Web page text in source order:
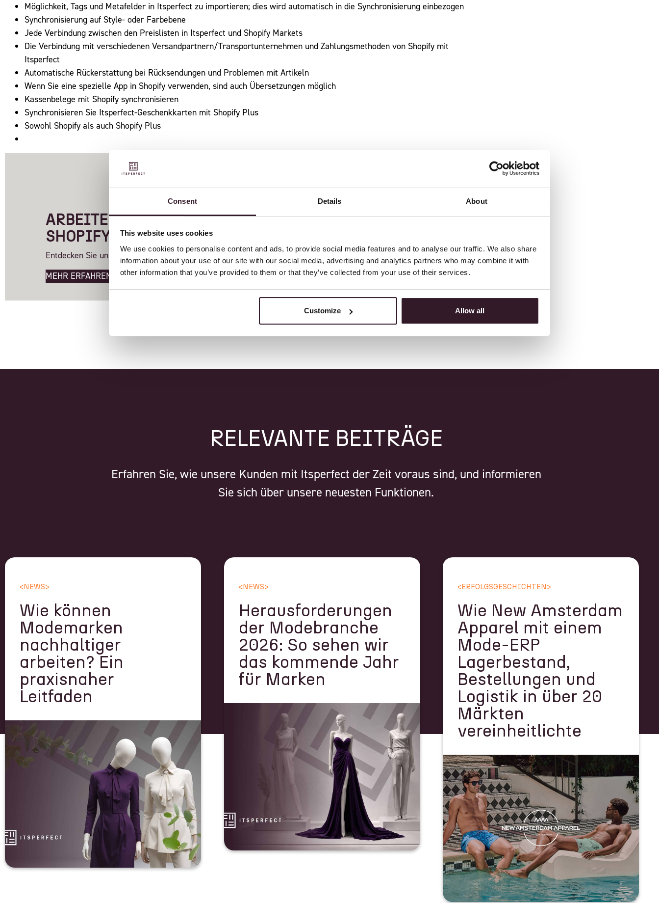
Consent Details About
This website uses cookies
We use cookies to personalise content and ads, to provide social media features and to analyse our traffic. We also share
information about your use of our site with our social media, advertising and analytics partners who may combine it with
other information that you’ve provided to them or that they’ve collected from your use of their services.
Customize Allow all
Möglichkeit, Tags und Metafelder in Itsperfect zu importieren; dies wird automatisch in die Synchronisierung einbezogen
Synchronisierung auf Style- oder Farbebene
Jede Verbindung zwischen den Preislisten in Itsperfect und Shopify Markets
Die Verbindung mit verschiedenen Versandpartnern/Transportunternehmen und Zahlungsmethoden von Shopify mit
Itsperfect
Automatische Rückerstattung bei Rücksendungen und Problemen mit Artikeln
Wenn Sie eine spezielle App in Shopify verwenden, sind auch Übersetzungen möglich
Kassenbelege mit Shopify synchronisieren
Synchronisieren Sie Itsperfect-Geschenkkarten mit Shopify Plus
Sowohl Shopify als auch Shopify Plus
ARBEITEN SIE BEREITS MIT
SHOPIFY?
Entdecken Sie unsere nahtlose ERP-Integration.
MEHR ERFAHREN
RELEVANTE BEITRÄGE
Erfahren Sie, wie unsere Kunden mit Itsperfect der Zeit voraus sind, und informieren
Sie sich über unsere neuesten Funktionen.
< NEWS>
Wie können
Modemarken
nachhaltiger
arbeiten? Ein
praxisnaher
Leitfaden
<NEWS>
Herausforderungen
der Modebranche
2026: So sehen wir
das kommende Jahr
für Marken
< ERFOLGSGESCHICHTEN >
Wie New Amsterdam
Apparel mit einem
Mode-ERP
Lagerbestand,
Bestellungen und
Logistik in über 20
Märkten
vereinheitlichte